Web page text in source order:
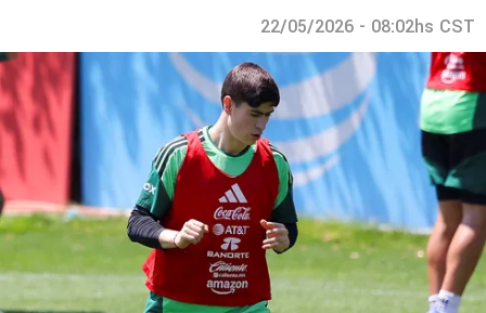
22/05/2026 - 08:02hs CST